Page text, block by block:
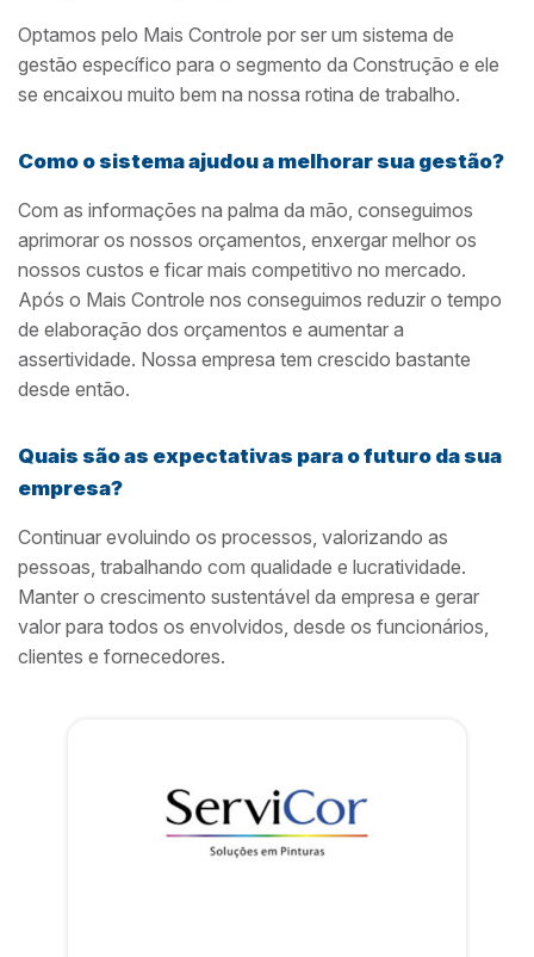
Optamos pelo Mais Controle por ser um sistema de
gestão específico para o segmento da Construção e ele
se encaixou muito bem na nossa rotina de trabalho.
Como o sistema ajudou a melhorar sua gestão?
Com as informações na palma da mão, conseguimos
aprimorar os nossos orçamentos, enxergar melhor os
nossos custos e ficar mais competitivo no mercado.
Após o Mais Controle nos conseguimos reduzir o tempo
de elaboração dos orçamentos e aumentar a
assertividade. Nossa empresa tem crescido bastante
desde então.
Quais são as expectativas para o futuro da sua
empresa?
Continuar evoluindo os processos, valorizando as
pessoas, trabalhando com qualidade e lucratividade.
Manter o crescimento sustentável da empresa e gerar
valor para todos os envolvidos, desde os funcionários,
clientes e fornecedores.